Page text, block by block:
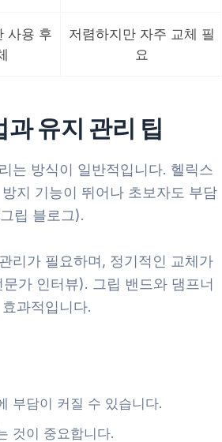
사용 후
저렴하지만 자주 교체 필
요
유지 관리 팁
는 방식이 일반적입니다. 헬릭스
지 기능이 뛰어나 초보자도 부담
립 블로그).
리가 필요하며, 정기적인 교체가
가 인터뷰). 그립 밴드와 댐프너
과적입니다.
부담이 커질 수 있습니다.
것이 중요합니다.